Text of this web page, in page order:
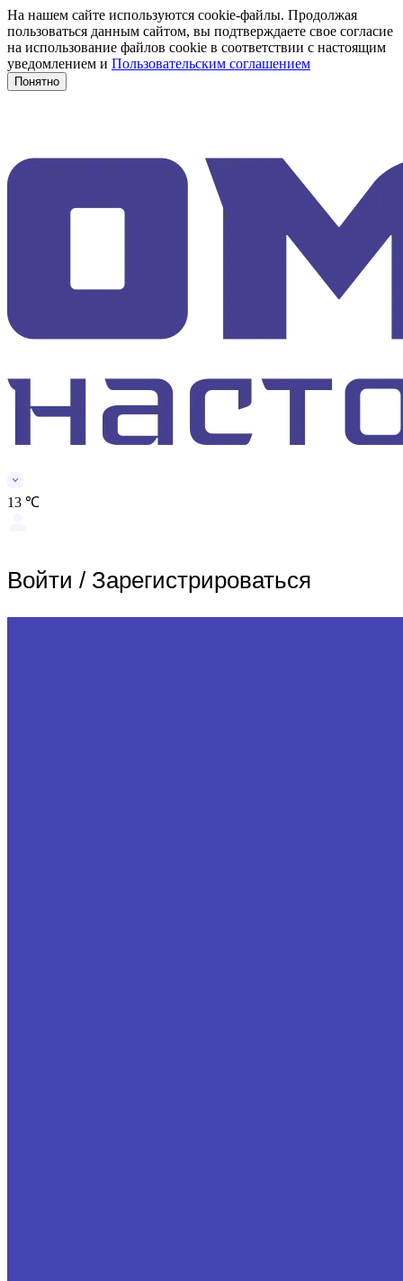
На нашем сайте используются cookie-файлы. Продолжая
пользоваться данным сайтом, вы подтверждаете свое согласие
на использование файлов cookie в соответствии с настоящим
уведомлением и Пользовательским соглашением
Понятно
13 ℃
Войти / Зарегистрироваться